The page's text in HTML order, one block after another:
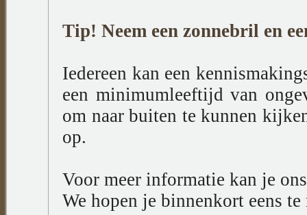
Tip! Neem een zonnebril en
Iedereen kan een
een minimumleeftijd van
om naar buiten te kunnen
op.
Voor meer informatie kan je
We hopen je binnenkort eens